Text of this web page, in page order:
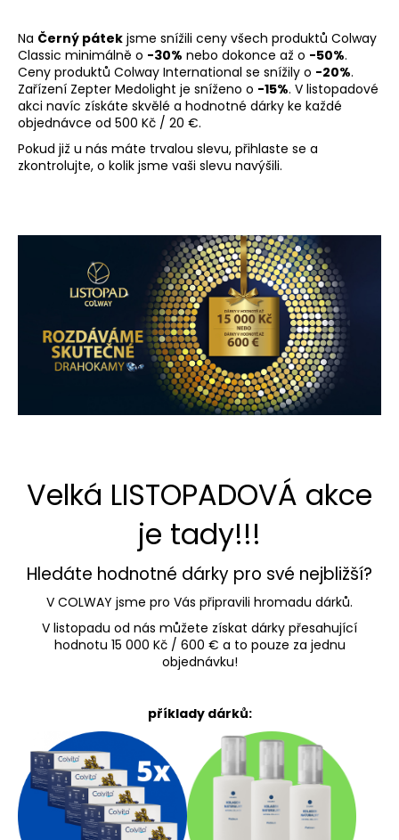
Na Černý pátek jsme snížili ceny všech produktů Colway
Classic minimálně o -30% nebo dokonce až o -50%.
Ceny produktů Colway International se snížily o -20%.
Zařízení Zepter Medolight je sníženo o -15%. V listopadové
akci navíc získáte skvělé a hodnotné dárky ke každé
objednávce od 500 Kč / 20 €.
Pokud již u nás máte trvalou slevu, přihlaste se a
zkontrolujte, o kolik jsme vaši slevu navýšili.
Velká LISTOPADOVÁ akce
je tady!!!
Hledáte hodnotné dárky pro své nejbližší?
V COLWAY jsme pro Vás připravili hromadu dárků.
V listopadu od nás můžete získat dárky přesahující
hodnotu 15 000 Kč / 600 € a to pouze za jednu
objednávku!
příklady dárků:
j
í
t
?
u
m
LUXUSNÍ
KOKTEJL
MLÁDÍ